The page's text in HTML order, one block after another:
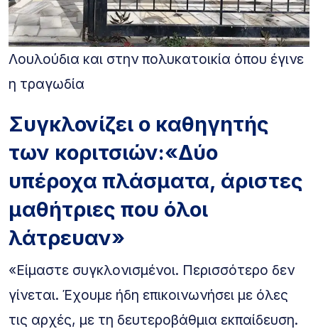
Λουλούδια και στην πολυκατοικία όπου έγινε
η τραγωδία
Συγκλονίζει ο καθηγητής
των κοριτσιών:«Δύο
υπέροχα πλάσματα, άριστες
μαθήτριες που όλοι
λάτρευαν»
«Είμαστε συγκλονισμένοι. Περισσότερο δεν
γίνεται. Έχουμε ήδη επικοινωνήσει με όλες
τις αρχές, με τη δευτεροβάθμια εκπαίδευση.